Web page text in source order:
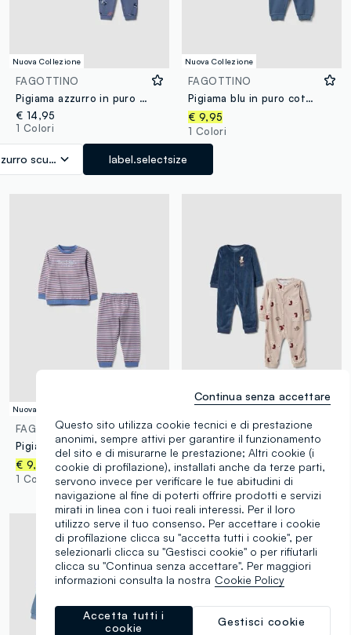
Nuova Collezione
FAGOTTINO
Pigiama azzurro in puro cotone organico con stampa Mickey Mouse
€ 14,95
1 Colori
scuro label.selectsize
Nuova Collezione
FAGOTTINO
Pigiama blu in puro cotone organico con stampa cagnolini per neonato
€ 9,95
1 Colori
Nuova Collezione
FAGOTTINO
Pigiama multicolor in puro cotone organico a righe con scritte ricamate
€ 9,95
1 Colori
FAGOTTINO
Bipack di tutine multicolor con stampa animaletti per neonato
€ 18,95
1 Colori
Questo sito utilizza cookie tecnici e di prestazione
anonimi, sempre attivi per garantire il funzionamento
del sito e di misurarne le prestazione; Altri cookie (i
cookie di profilazione), installati anche da terze parti,
servono invece per verificare le tue abitudini di
navigazione al fine di poterti offrire prodotti e servizi
mirati in linea con i tuoi reali interessi. Per il loro
utilizzo serve il tuo consenso. Per accettare i cookie
di profilazione clicca su "accetta tutti i cookie", per
selezionarli clicca su "Gestisci cookie" o per rifiutarli
clicca su "Continua senza accettare". Per maggiori
informazioni consulta la nostra Cookie Policy
Gestisci cookie
Accetta tutti i
cookie
Continua senza accettare